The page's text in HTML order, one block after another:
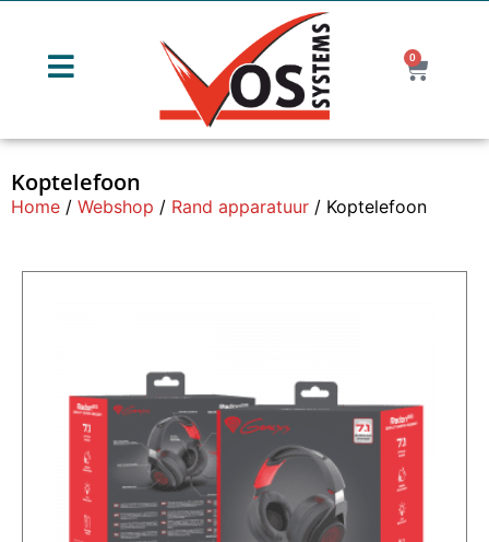
0
Koptelefoon
Home / Webshop / Rand apparatuur / Koptelefoon